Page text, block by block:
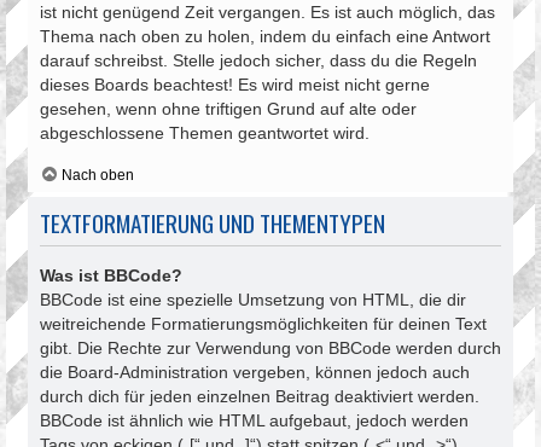
ist nicht genügend Zeit vergangen. Es ist auch möglich, das
Thema nach oben zu holen, indem du einfach eine Antwort
darauf schreibst. Stelle jedoch sicher, dass du die Regeln
dieses Boards beachtest! Es wird meist nicht gerne
gesehen, wenn ohne triftigen Grund auf alte oder
abgeschlossene Themen geantwortet wird.
Nach oben
TEXTFORMATIERUNG UND THEMENTYPEN
Was ist BBCode?
BBCode ist eine spezielle Umsetzung von HTML, die dir
weitreichende Formatierungsmöglichkeiten für deinen Text
gibt. Die Rechte zur Verwendung von BBCode werden durch
die Board-Administration vergeben, können jedoch auch
durch dich für jeden einzelnen Beitrag deaktiviert werden.
BBCode ist ähnlich wie HTML aufgebaut, jedoch werden